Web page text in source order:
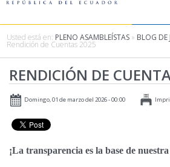
LEGISLAMOS
FISCALIZAMOS
TRANSPARENCIA
PRENSA
RELACIONES INTERNACIONALES
Usted está en: PLENO ASAMBLEÍSTAS » BLOG
Rendición de Cuentas 2025
RENDICIÓN DE
Domingo, 01 de marzo del 2026 - 00:00
¡La transparencia es la base de